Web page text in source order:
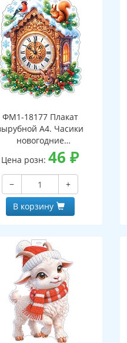
ФМ1-18177 Плакат
А4. Часики
новогодние
ВД-лак)
Цена розн:46₽
−
+
В корзину